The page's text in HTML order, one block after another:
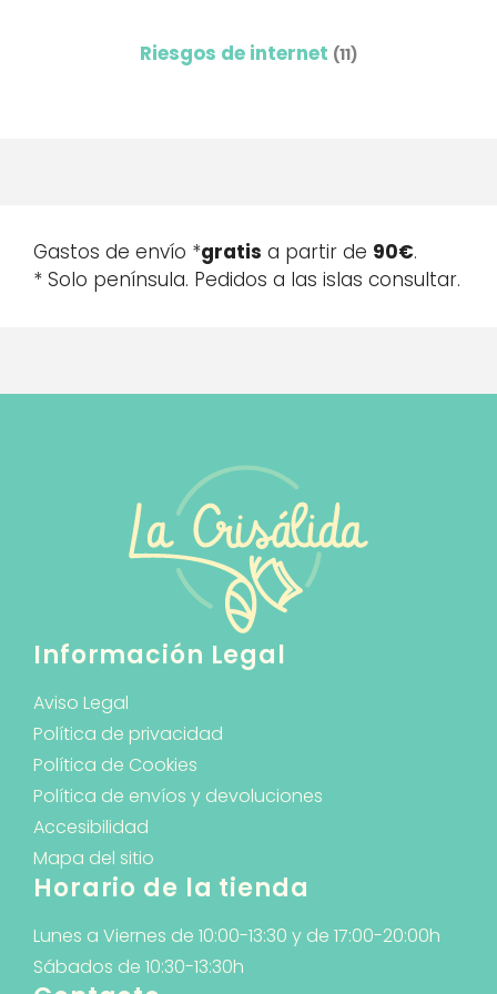
Riesgos de internet (11)
Gastos de envío *gratis a partir de 90€.
* Solo península. Pedidos a las islas consultar.
Información Legal
Aviso Legal
Política de privacidad
Política de Cookies
Política de envíos y devoluciones
Accesibilidad
Mapa del sitio
Horario de la tienda
Lunes a Viernes de 10:00-13:30 y de 17:00-20:00h
Sábados de 10:30-13:30h